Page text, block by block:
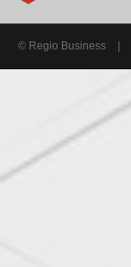
© Regio Business